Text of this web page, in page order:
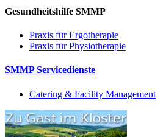
Gesundheitshilfe SMMP
Praxis für Ergo­therapie
Praxis für Physio­therapie
SMMP Servicedienste
Catering & Facility Management